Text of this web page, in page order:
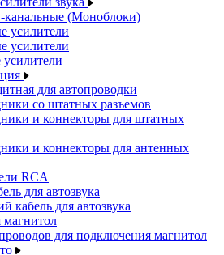
канальные (Моноблоки)
усилители
усилители
для автопроводки
со штатных разъемов
и коннекторы для штатных
и коннекторы для антенных
RCA
для автозвука
кабель для автозвука
магнитол
для подключения магнитол